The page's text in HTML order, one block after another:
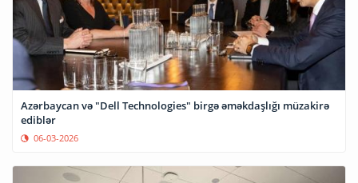
Azərbaycan və "Dell Technologies" birgə əməkdaşlığı müzakirə
ediblər
06-03-2026